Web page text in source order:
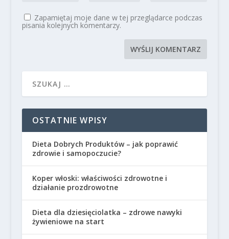
Zapamiętaj moje dane w tej przeglądarce podczas
pisania kolejnych komentarzy.
OSTATNIE WPISY
Dieta Dobrych Produktów – jak poprawić
zdrowie i samopoczucie?
Koper włoski: właściwości zdrowotne i
działanie prozdrowotne
Dieta dla dziesięciolatka – zdrowe nawyki
żywieniowe na start